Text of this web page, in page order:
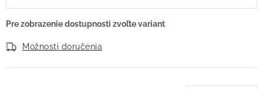
Možnosti doručenia